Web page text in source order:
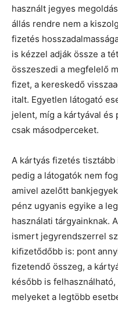
használt jegyes
állás rendre nem a
fizetés
is kézzel adják össze a
összeszedi a megfelelő
fizet, a kereskedő
italt. Egyetlen látogató
jelent, míg a kártyával és
csak másodperceket.
A kártyás fizetés tisztább
pedig a látogatók nem
amivel azelőtt
pénz ugyanis egyike a
használati tárgyainknak.
ismert jegyrendszerrel
kiﬁzetődőbb is: pont
fizetendő összeg, a
később is
melyeket a legtöbb